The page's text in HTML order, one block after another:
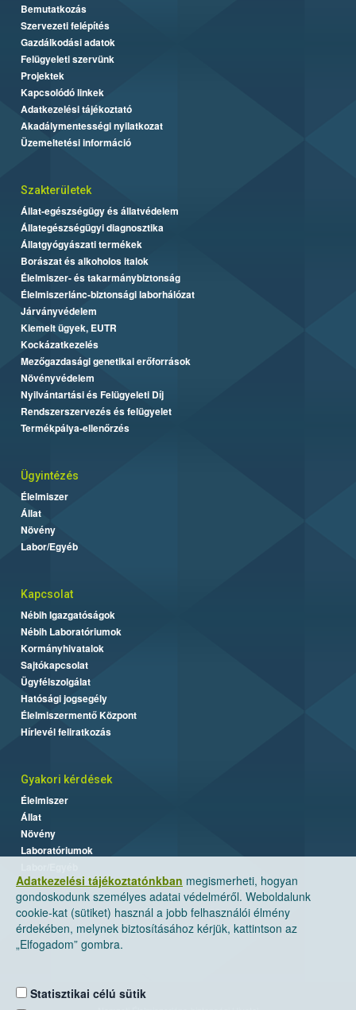
Adatkezelési tájékoztatónkban megismerheti, hogyan
gondoskodunk személyes adatai védelméről. Weboldalunk
cookie-kat (sütiket) használ a jobb felhasználói élmény
érdekében, melynek biztosításához kérjük, kattintson az
„Elfogadom” gombra.
Statisztikai célú sütik
Bemutatkozás
Szervezeti felépítés
Gazdálkodási adatok
Felügyeleti szervünk
Projektek
Kapcsolódó linkek
Adatkezelési tájékoztató
Akadálymentességi nyilatkozat
Üzemeltetési információ
Szakterületek
Állat-egészségügy és állatvédelem
Állategészségügyi diagnosztika
Állatgyógyászati termékek
Borászat és alkoholos italok
Élelmiszer- és takarmánybiztonság
Élelmiszerlánc-biztonsági laborhálózat
Járványvédelem
Kiemelt ügyek, EUTR
Kockázatkezelés
Mezőgazdasági genetikai erőforrások
Növényvédelem
Nyilvántartási és Felügyeleti Díj
Rendszerszervezés és felügyelet
Termékpálya-ellenőrzés
Ügyintézés
Élelmiszer
Állat
Növény
Labor/Egyéb
Kapcsolat
Nébih Igazgatóságok
Nébih Laboratóriumok
Kormányhivatalok
Sajtókapcsolat
Ügyfélszolgálat
Hatósági jogsegély
Élelmiszermentő Központ
Hírlevél feliratkozás
Gyakori kérdések
Élelmiszer
Állat
Növény
Laboratóriumok